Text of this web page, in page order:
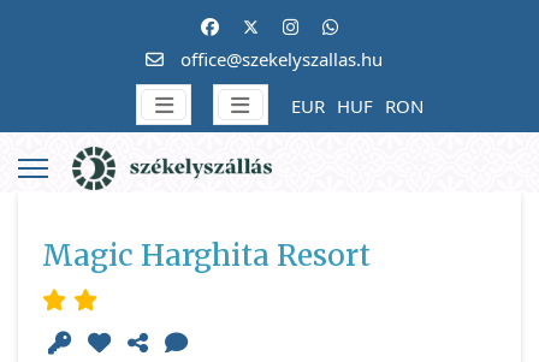
office@szekelyszallas.hu
EUR HUF RON
Magic Harghita Resort